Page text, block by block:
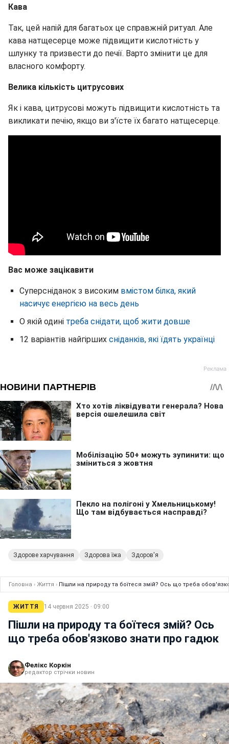
Кава
Так, цей напій для багатьох це справжній ритуал. Але
кава натщесерце може підвищити кислотність у
шлунку та призвести до печії. Варто змінити це для
власного комфорту.
Велика кількість цитрусових
Як і кава, цитрусові можуть підвищити кислотність та
викликати печію, якщо ви з'їсте їх багато натщесерце.
Вас може зацікавити
Суперсніданок з високим вмістом білка, який
насичує енергією на весь день
О якій одині треба снідати, щоб жити довше
12 варіантів найгірших сніданків, які їдять українці
Здорове харчування Здорова їжа Здоров'я
Головна › Життя › Пішли на природу та боїтеся змій? Ось що треба
ЖИТТЯ 14 червня 2025 · 09:00
Пішли на природу та боїтеся змій? Ось
що треба обов'язково знати про гадюк
Фелікс Коркін
редактор стрічки новин